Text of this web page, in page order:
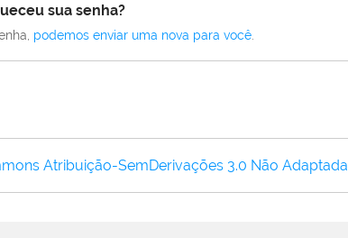
sua senha?
podemos enviar uma nova para você
Atribuição-SemDerivações 3.0 Não Adaptada